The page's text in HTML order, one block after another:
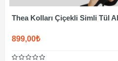
Thea Kolları Çiçekli Simli Tül
899,00₺